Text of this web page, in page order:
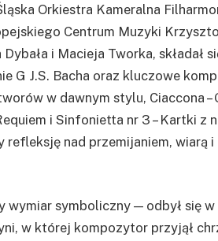
Orkiestra Kameralna
Centrum Muzyki
i Macieja Tworka, składał
G J.S. Bacha oraz kluczowe
w dawnym stylu, Ciaccona –
i Sinfonietta nr 3 – Kartki z
refleksję nad przemijaniem, wiarą
wymiar symboliczny — odbył się
w której kompozytor przyjął